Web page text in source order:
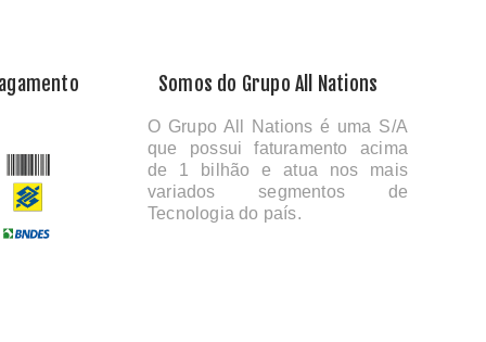
Somos do Grupo All Nations
O Grupo All Nations é uma S/A
que possui faturamento acima
de 1 bilhão e atua nos mais
variados segmentos de
Tecnologia do país.